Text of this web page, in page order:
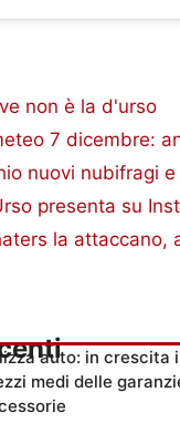
non è la d'urso
7 dicembre:
nuovi nubifragi
presenta su
la attaccano,
auto: in crescita i
medi delle